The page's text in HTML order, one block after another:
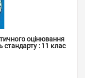
оцінювання
стандарту : 11 клас